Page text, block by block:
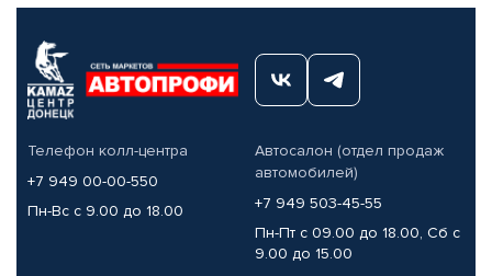
Телефон колл-центра
+7 949 00-00-550
Пн-Вс с 9.00 до 18.00
Автосалон (отдел продаж
автомобилей)
+7 949 503-45-55
Пн-Пт с 09.00 до 18.00, Сб с
9.00 до 15.00